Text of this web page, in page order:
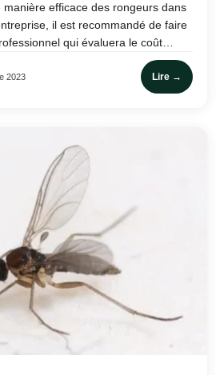
efficace des rongeurs dans
il est recommandé de faire
qui évaluera le coût…
2023 Lire →